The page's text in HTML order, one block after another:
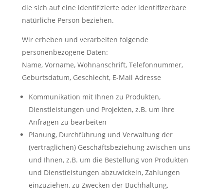
die sich auf eine identifizierte oder identifizerbare
natürliche Person beziehen.
Wir erheben und verarbeiten folgende
personenbezogene Daten:
Name, Vorname, Wohnanschrift, Telefonnummer,
Geburtsdatum, Geschlecht, E-Mail Adresse
Kommunikation mit Ihnen zu Produkten,
Dienstleistungen und Projekten, z.B. um Ihre
Anfragen zu bearbeiten
Planung, Durchführung und Verwaltung der
(vertraglichen) Geschäftsbeziehung zwischen uns
und Ihnen, z.B. um die Bestellung von Produkten
und Dienstleistungen abzuwickeln, Zahlungen
einzuziehen, zu Zwecken der Buchhaltung,